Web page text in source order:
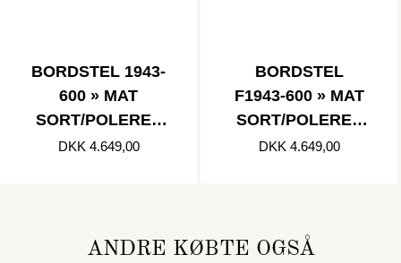
BORDSTEL 1943-
600 » MAT
SORT/POLERET
KOBBER
DKK 4.649,00
BORDSTEL
F1943-600 » MAT
SORT/POLERET
GULD
DKK 4.649,00
ANDRE KØBTE OGSÅ